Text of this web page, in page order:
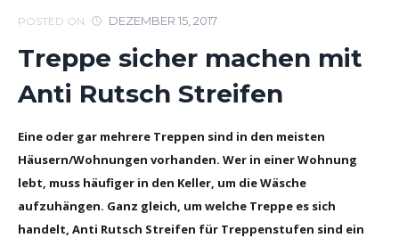
POSTED ON DEZEMBER 15, 2017
Treppe sicher machen mit
Anti Rutsch Streifen
Eine oder gar mehrere Treppen sind in den meisten
Häusern/Wohnungen vorhanden. Wer in einer Wohnung
lebt, muss häufiger in den Keller, um die Wäsche
aufzuhängen. Ganz gleich, um welche Treppe es sich
handelt, Anti Rutsch Streifen für Treppenstufen sind ein